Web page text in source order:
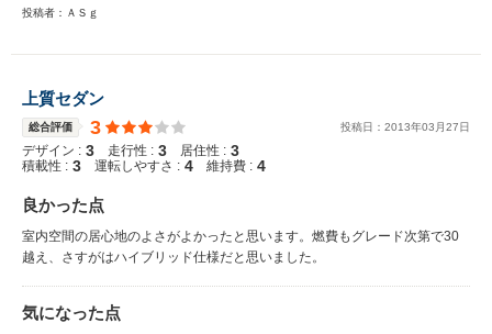
投稿者：ＡＳｇ
上質セダン
総合評価 3 投稿日： 2013年03 月27日
デザイン : 3 走行性 : 3 居住性 : 3
積載性 : 3 運転しやすさ : 4 維持費 : 4
良かった点
室内空間の居心地のよさがよかったと思います。燃費もグレード次第で30
越え、さすがはハイブリッド仕様だと思いました。
気になった点